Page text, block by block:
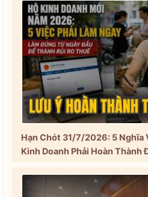
Hạn Chót 31/7/2026: 5 Nghĩa
Kinh Doanh Phải Hoàn Thành